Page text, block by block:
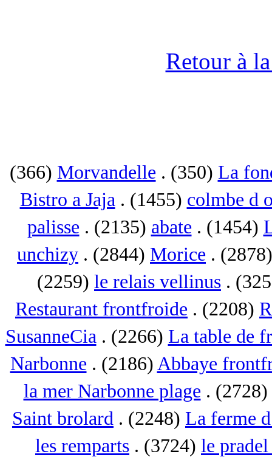
Retour à
(366) Morvandelle . (350) La
Bistro a Jaja. (1455) colmbe d
palisse . (2135) abate . (1454)
unchizy . (2844) Morice .
(2259) le relais vellinus .
Restaurant frontfroide . (2208)
SusanneCia. (2266) La table de
Narbonne . (2186) Abbaye
la mer Narbonne plage . (2728)
Saint brolard . (2248) La ferme
les remparts . (3724) le